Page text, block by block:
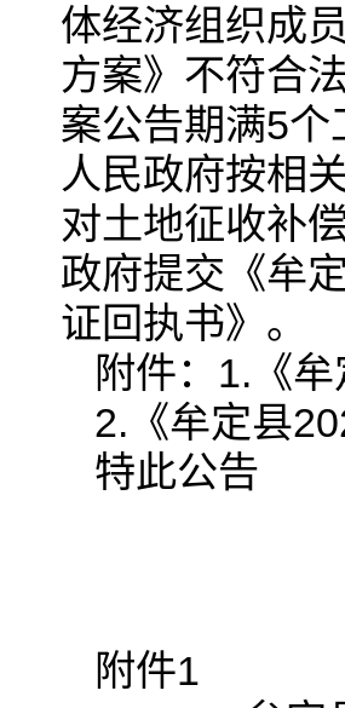
体经济组织成
方案》不符合
案公告期满5
人民政府按相
对土地征收补
政府提交《牟
证回执书》。
附件：1.《
2.《牟定县
特此公告
附件1